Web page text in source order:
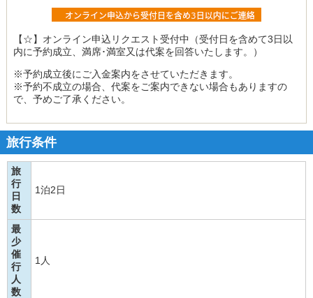
【☆】オンライン申込リクエスト受付中
（受付日を含めて3日以
内に予約成立、満席･満室又は代案を回答いたします。）
※予約成立後にご入金案内をさせていただきます。
※予約不成立の場合、代案をご案内できない場合もありますの
で、予めご了承ください。
旅行条件
旅
行
日
数
1泊2日
最
少
催
行
人
数
1人